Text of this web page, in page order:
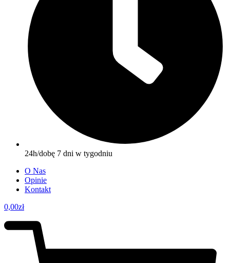
24h/dobę 7 dni w tygodniu
O Nas
Opinie
Kontakt
0,00zł